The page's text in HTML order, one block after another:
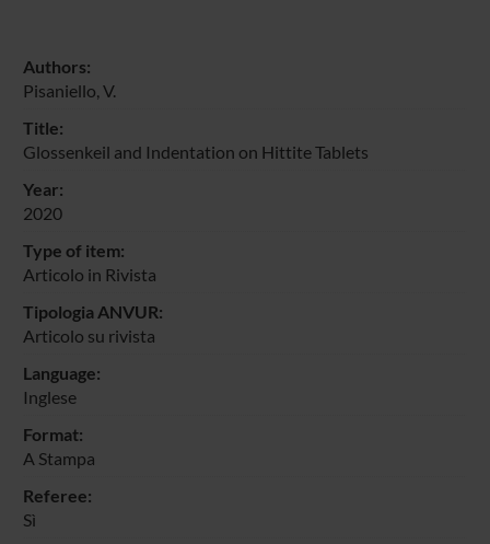
Authors:
Pisaniello, V.
Title:
Glossenkeil and Indentation on Hittite Tablets
Year:
2020
Type of item:
Articolo in Rivista
Tipologia ANVUR:
Articolo su rivista
Language:
Inglese
Format:
A Stampa
Referee:
Sì